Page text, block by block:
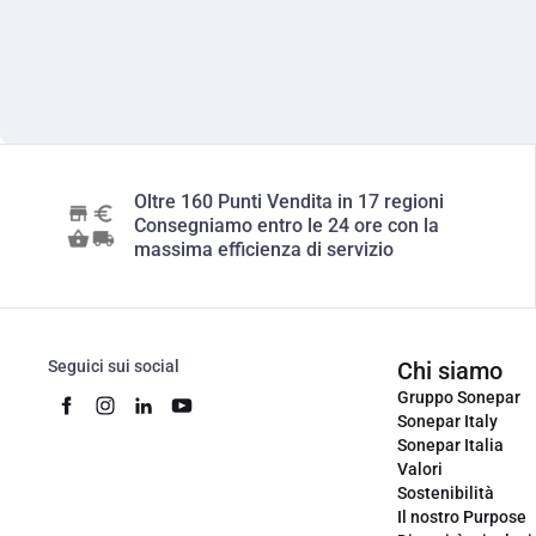
Oltre 160 Punti Vendita in 17 regioni
Consegniamo entro le 24 ore con la
massima efficienza di servizio
Seguici sui social Chi siamo
Gruppo Sonepar
Sonepar Italy
Sonepar Italia
Valori
Sostenibilità
Il nostro Purpose